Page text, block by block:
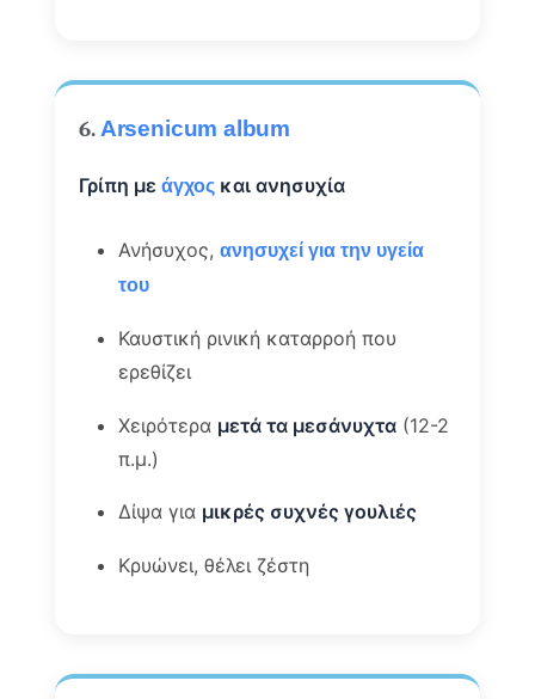
6. Arsenicum album
Γρίπη μεάγχος και ανησυχία
Ανήσυχος,ανησυχεί για την υγεία
του
Καυστική ρινική καταρροή που
ερεθίζει
Χειρότερα μετά τα μεσάνυχτα (12-2
π.μ.)
Δίψα για μικρές συχνές γουλιές
Κρυώνει, θέλει ζέστη